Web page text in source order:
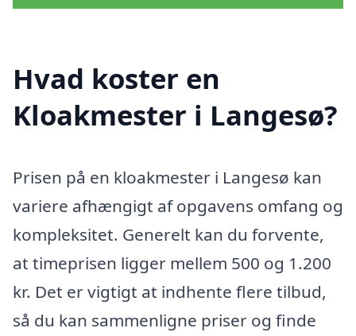
Hvad koster en
Kloakmester i Langesø?
Prisen på en kloakmester i Langesø kan
variere afhængigt af opgavens omfang og
kompleksitet. Generelt kan du forvente,
at timeprisen ligger mellem 500 og 1.200
kr. Det er vigtigt at indhente flere tilbud,
så du kan sammenligne priser og finde